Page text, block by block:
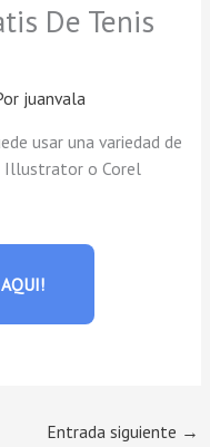
De Tenis
juanvala
usar una variedad de
Illustrator o Corel
Entrada siguiente →